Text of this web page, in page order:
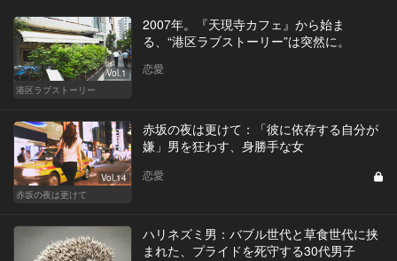
Vol.1
港区ラブストーリー
2007年。『天現寺カフェ』から始ま
る、“港区ラブストーリー”は突然に。
恋愛
Vol.14
赤坂の夜は更けて
赤坂の夜は更けて：「彼に依存する自分が
嫌」男を狂わす、身勝手な女
恋愛
ハリネズミ男：バブル世代と草食世代に挟
まれた、プライドを死守する30代男子